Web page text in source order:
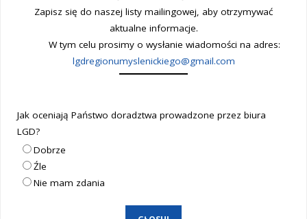
Zapisz się do naszej listy mailingowej, aby otrzymywać
aktualne informacje.
W tym celu prosimy o wysłanie wiadomości na adres:
lgdregionumyslenickiego@gmail.com
Jak oceniają Państwo doradztwa prowadzone przez biura
LGD?
Dobrze
Źle
Nie mam zdania